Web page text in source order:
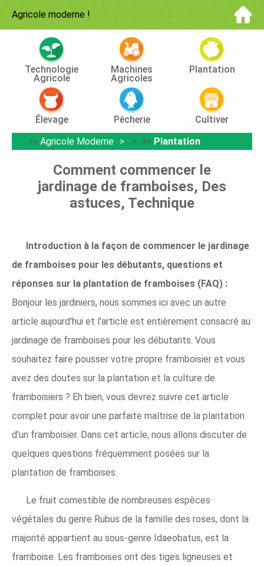
Agricole moderne !
Technologie
Agricole
Machines
Agricoles
Plantation
Élevage Pêcherie
Cultiver
>> Agricole Moderne > >> Plantation
Comment commencer le
jardinage de framboises, Des
astuces, Technique
Introduction à la façon de commencer le jardinage
de framboises pour les débutants, questions et
réponses sur la plantation de framboises (FAQ) :
Bonjour les jardiniers, nous sommes ici avec un autre
article aujourd'hui et l'article est entièrement consacré au
jardinage de framboises pour les débutants. Vous
souhaitez faire pousser votre propre framboisier et vous
avez des doutes sur la plantation et la culture de
framboisiers ? Eh bien, vous devrez suivre cet article
complet pour avoir une parfaite maîtrise de la plantation
d'un framboisier. Dans cet article, nous allons discuter de
quelques questions fréquemment posées sur la
plantation de framboises.
Le fruit comestible de nombreuses espèces
végétales du genre Rubus de la famille des roses, dont la
majorité appartient au sous-genre Idaeobatus, est la
framboise. Les framboises ont des tiges ligneuses et